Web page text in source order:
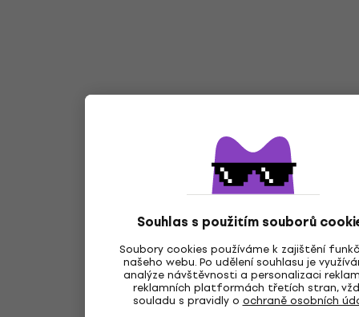
Souhlas s použitím souborů
Soubory cookies používáme k zajištění
našeho webu. Po udělení souhlasu je
analýze návštěvnosti a personalizaci
reklamních platformách třetích stran,
souladu s pravidly o ochraně osobních